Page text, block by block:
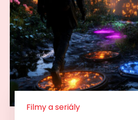
Filmy a seriály